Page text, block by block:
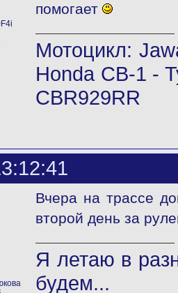
помогает
Мотоцикл:
Honda CB-1 -
CBR929RR
Вчера на трассе
второй день за
Я летаю в
будем...